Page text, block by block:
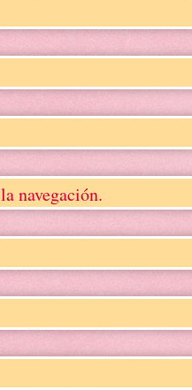
navegación.